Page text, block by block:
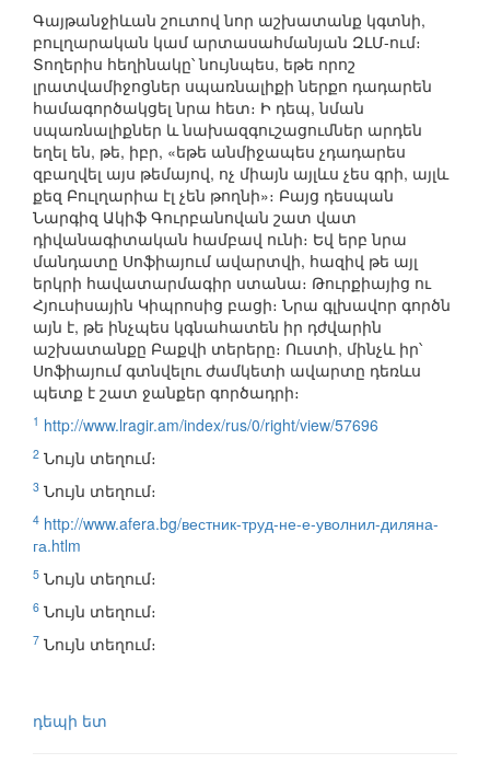
Գայթանջիևան շուտով նոր աշխատանք կգտնի,
բուլղարական կամ արտասահմանյան ԶԼՄ-ում։
Տողերիս հեղինակը՝ նույնպես, եթե որոշ
լրատվամիջոցներ սպառնալիքի ներքո դադարեն
համագործակցել նրա հետ։ Ի դեպ, նման
սպառնալիքներ և նախազգուշացումներ արդեն
եղել են, թե, իբր, «եթե անմիջապես չդադարես
զբաղվել այս թեմայով, ոչ միայն այլևս չես գրի, այլև
քեզ Բուլղարիա էլ չեն թողնի»։ Բայց դեսպան
Նարգիզ Ակիֆ Գուրբանովան շատ վատ
դիվանագիտական համբավ ունի։ Եվ երբ նրա
մանդատը Սոֆիայում ավարտվի, հազիվ թե այլ
երկրի հավատարմագիր ստանա։ Թուրքիայից ու
Հյուսիսային Կիպրոսից բացի։ Նրա գլխավոր գործն
այն է, թե ինչպես կգնահատեն իր դժվարին
աշխատանքը Բաքվի տերերը։ Ուստի, մինչև իր՝
Սոֆիայում գտնվելու ժամկետի ավարտը դեռևս
պետք է շատ ջանքեր գործադրի։
1 http://www.lragir.am/index/rus/0/right/view/57696
2 Նույն տեղում։
3 Նույն տեղում։
4 http://www.afera.bg/вестник-труд-не-е-уволнил-диляна-
га.htlm
5 Նույն տեղում։
6 Նույն տեղում։
7 Նույն տեղում։
դեպի ետ